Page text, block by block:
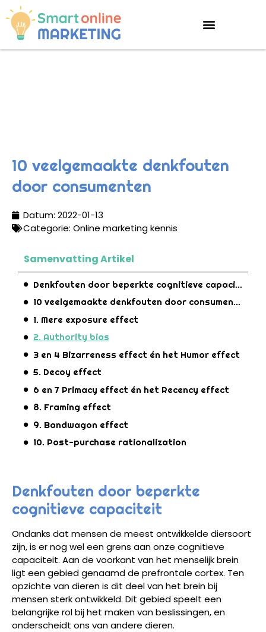
10 veelgemaakte denkfouten
door consumenten
Datum: 2022-01-13
Categorie: Online marketing kennis
Samenvatting Artikel
Denkfouten door beperkte cognitieve capaciteit
10 veelgemaakte denkfouten door consumenten
1. Mere exposure effect
2. Authority bias
3 en 4 Bizarreness effect én het Humor effect
5. Decoy effect
6 en 7 Primacy effect én het Recency effect
8. Framing effect
9. Bandwagon effect
10. Post-purchase rationalization
Denkfouten door beperkte
cognitieve capaciteit
Ondanks dat mensen de meest ontwikkelde diersoort
zijn, is er nog wel een grens aan onze cognitieve
capaciteit. Aan de voorkant van het menselijk brein
ligt een gebied genaamd de prefrontale cortex. Ten
opzichte van dieren is dit deel van het brein bij
mensen sterk ontwikkeld. Dit gebied speelt een
belangrijke rol bij het maken van beslissingen, en
onderscheidt ons van andere dieren.